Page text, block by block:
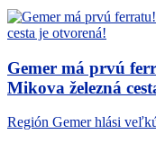
Gemer má prvú
Mikova železná
Región Gemer hlási